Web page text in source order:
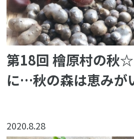
第18回 檜原村の秋
に…秋の森は恵みが
2020.8.28